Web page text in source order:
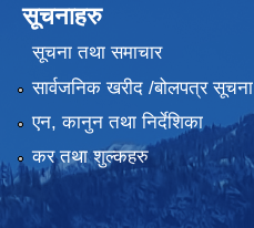
सूचनाहरु
सूचना तथा समाचार
सार्वजनिक खरीद /बोलपत्र सूचना
एन, कानुन तथा निर्देशिका
कर तथा शुल्कहरु